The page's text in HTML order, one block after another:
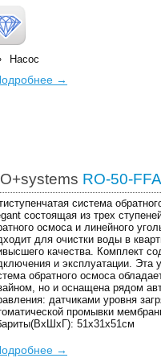
Насос
→
RO-50-
система
состоящая из трех
осмоса и линейного
для очистки воды в
качества. Комплект
и эксплуатации. Эта
обратного осмоса
но и оснащена рядом
датчиками уровня
промывки
51х31х51см
→